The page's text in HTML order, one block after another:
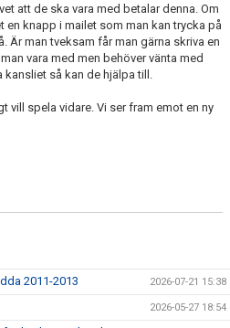
att de ska vara med betalar denna. Om
en knapp i mailet som man kan trycka på
Är man tveksam får man gärna skriva en
vara med men behöver vänta med
kansliet så kan de hjälpa till.
vill spela vidare. Vi ser fram emot en ny
2011-2013 2026-07-21 15:38
2026-05-27 18:54